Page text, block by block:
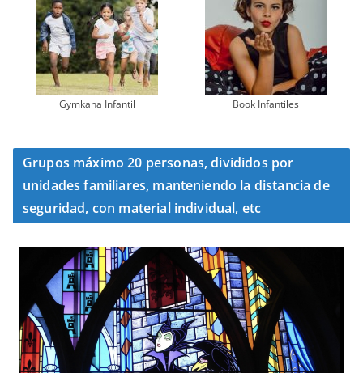
Gymkana Infantil Book Infantiles
Grupos máximo 20 personas, divididos por
unidades familiares, manteniendo la distancia de
seguridad, con material individual, etc